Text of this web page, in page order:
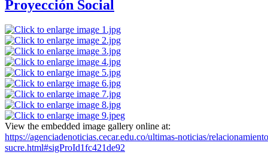
Proyección Social
View the embedded image gallery online at:
https://agenciadenoticias.cecar.edu.co/ultimas-noticias/
sucre.html#sigProId1fc421de92